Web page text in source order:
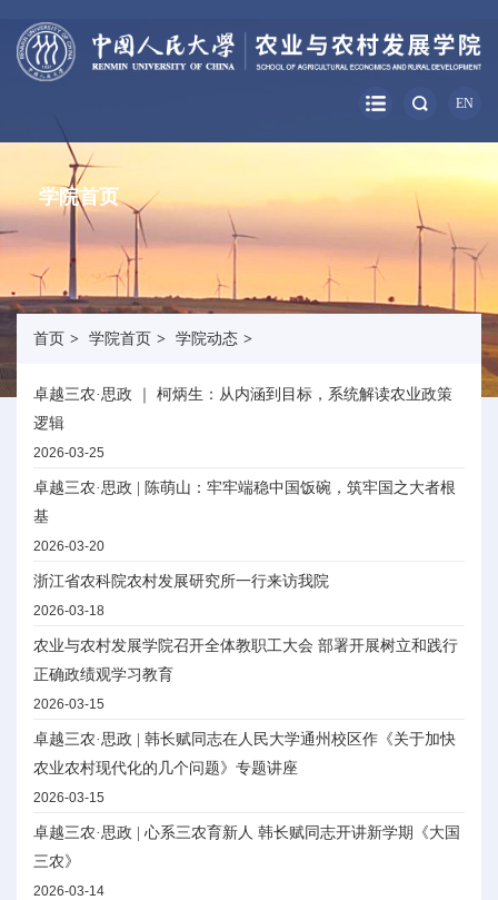
EN
学院首页
首页 > 学院首页 > 学院动态 >
卓越三农·思政 ｜ 柯炳生：从内涵到目标，系统解读农业政策
逻辑
2026-03-25
卓越三农·思政 | 陈萌山：牢牢端稳中国饭碗，筑牢国之大者根
基
2026-03-20
浙江省农科院农村发展研究所一行来访我院
2026-03-18
农业与农村发展学院召开全体教职工大会 部署开展树立和践行
正确政绩观学习教育
2026-03-15
卓越三农·思政 | 韩长赋同志在人民大学通州校区作《关于加快
农业农村现代化的几个问题》专题讲座
2026-03-15
卓越三农·思政 | 心系三农育新人 韩长赋同志开讲新学期《大国
三农》
2026-03-14